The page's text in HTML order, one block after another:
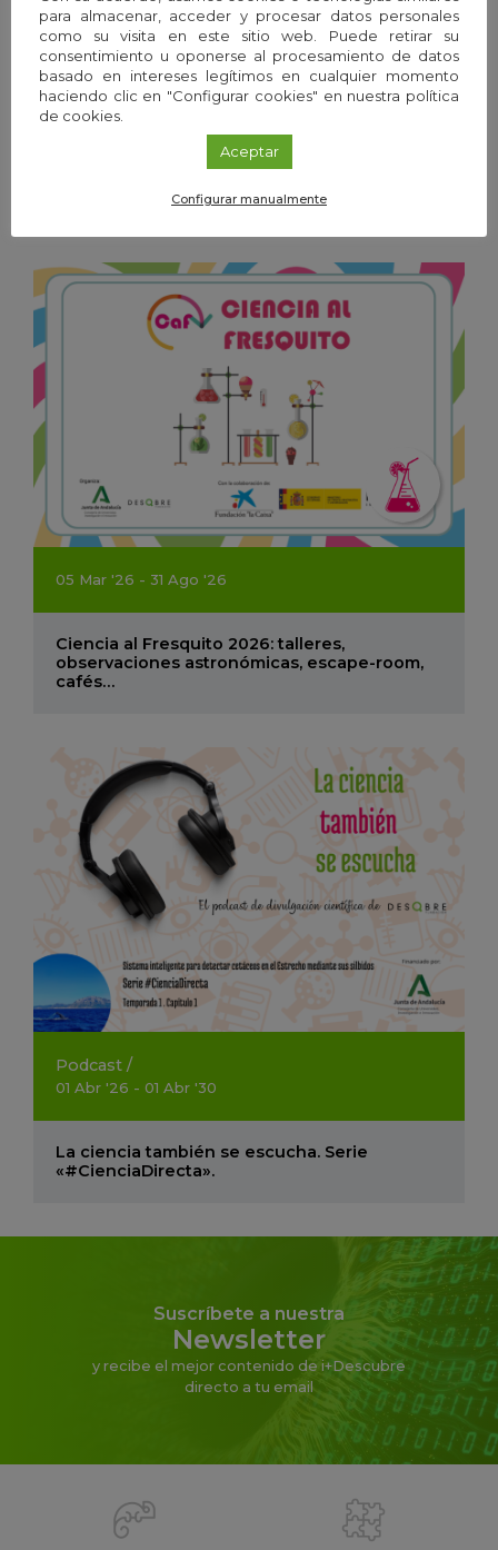
Exposición Granada
'26
Frío y calor. Las temperaturas de la vida
05 Mar '26 - 31 Ago '26
Ciencia al Fresquito 2026: talleres,
observaciones astronómicas, escape-room,
cafés…
Podcast /
01 Abr '26 - 01 Abr '30
La ciencia también se escucha. Serie
«#CienciaDirecta».
Suscríbete a nuestra
Newsletter
y recibe el mejor contenido de i+Descubre
directo a tu email
para almacenar, acceder y procesar datos personales
como su visita en este sitio web. Puede retirar su
consentimiento u oponerse al procesamiento de datos
basado en intereses legítimos en cualquier momento
haciendo clic en "Configurar cookies" en nuestra política
de cookies.
Aceptar
Configurar manualmente